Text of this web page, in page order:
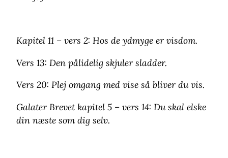
Kapitel 11 – vers 2: Hos de ydmyge er visdom.
Vers 13: Den pålidelig skjuler sladder.
Vers 20: Plej omgang med vise så bliver du vis.
Galater Brevet kapitel 5 – vers 14: Du skal elske
din næste som dig selv.